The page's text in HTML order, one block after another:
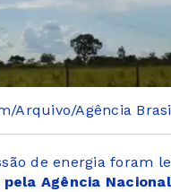
Arquivo/Agência
de energia foram
pela Agência